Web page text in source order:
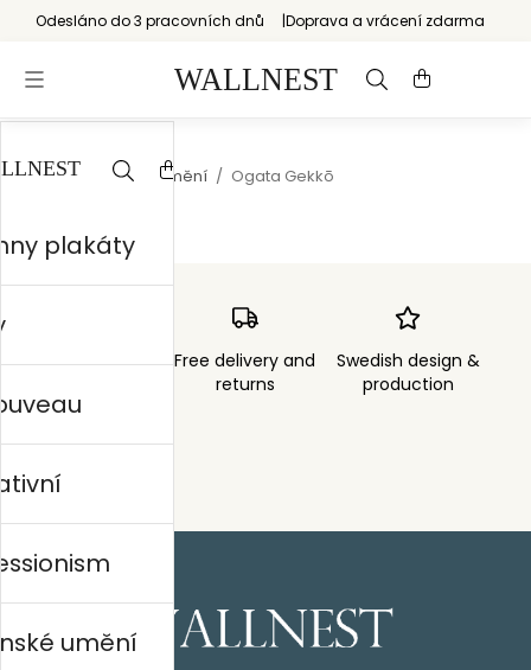
Odesláno do 3 pracovních dnů Doprava a vrácení zdarma
Start / Japonské umění / Ogata Gekkō
Order sent within Free delivery and
returns
Swedish design &
production
plakáty
umění